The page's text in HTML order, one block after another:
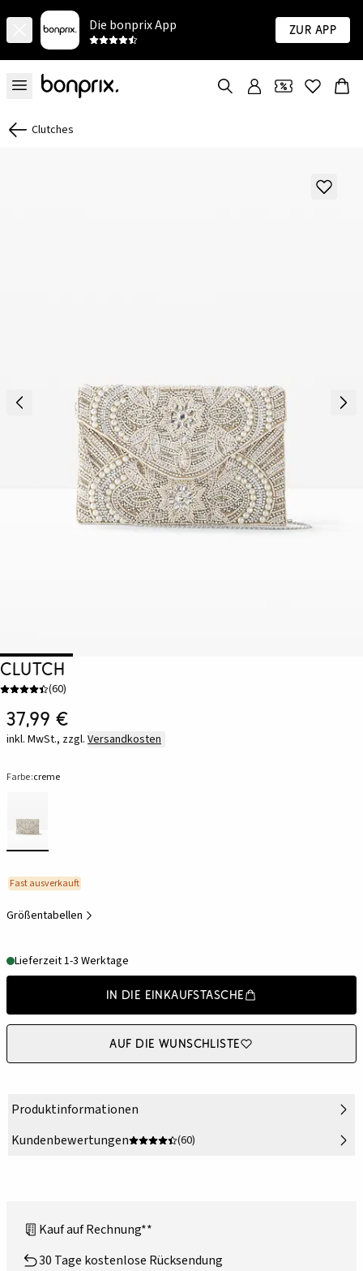
Die bonprix App Zur App
Clutches
Clutch
(60)
37,99 €
inkl. MwSt., zzgl. Versandkosten
Farbe:creme
Fast ausverkauft
Größentabellen
Lieferzeit 1-3 Werktage
In die Einkaufstasche
Auf die Wunschliste
Produktinformationen
Kundenbewertungen
(60)
Kauf auf Rechnung**
30 Tage kostenlose Rücksendung